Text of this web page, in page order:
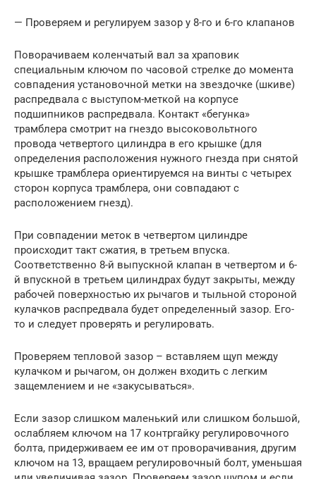
— Проверяем и регулируем зазор у 8-го и 6-го клапанов
Поворачиваем коленчатый вал за храповик
специальным ключом по часовой стрелке до момента
совпадения установочной метки на звездочке (шкиве)
распредвала с выступом-меткой на корпусе
подшипников распредвала. Контакт «бегунка»
трамблера смотрит на гнездо высоковольтного
провода четвертого цилиндра в его крышке (для
определения расположения нужного гнезда при снятой
крышке трамблера ориентируемся на винты с четырех
сторон корпуса трамблера, они совпадают с
расположением гнезд).
При совпадении меток в четвертом цилиндре
происходит такт сжатия, в третьем впуска.
Соответственно 8-й выпускной клапан в четвертом и 6-
й впускной в третьем цилиндрах будут закрыты, между
рабочей поверхностью их рычагов и тыльной стороной
кулачков распредвала будет определенный зазор. Его-
то и следует проверять и регулировать.
Проверяем тепловой зазор – вставляем щуп между
кулачком и рычагом, он должен входить с легким
защемлением и не «закусываться».
Если зазор слишком маленький или слишком большой,
ослабляем ключом на 17 контргайку регулировочного
болта, придерживаем ее им от проворачивания, другим
ключом на 13, вращаем регулировочный болт, уменьшая